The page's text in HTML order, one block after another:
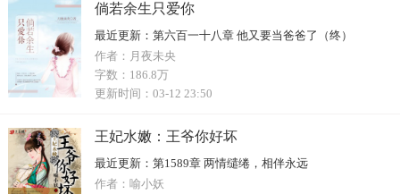
倘若余生只爱你
最近更新： 第六百一十八章 他又要当爸爸了（终）
作者： 月夜未央
字数： 186.8万
更新时间： 03-12 23:50
王妃水嫩：王爷你好坏
最近更新： 第1589章 两情缱绻，相伴永远
作者： 喻小妖